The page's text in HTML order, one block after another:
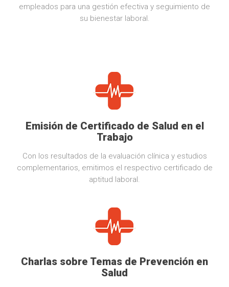
empleados para una gestión efectiva y seguimiento de
su bienestar laboral.
Emisión de Certificado de Salud en el
Trabajo
Con los resultados de la evaluación clínica y estudios
complementarios, emitimos el respectivo certificado de
aptitud laboral.
Charlas sobre Temas de Prevención en
Salud